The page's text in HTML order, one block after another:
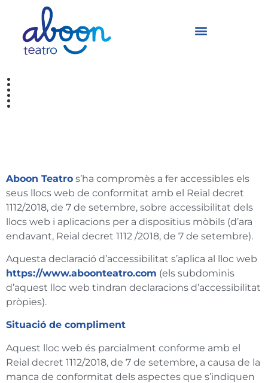
Aboon Teatro s’ha compromès a fer accessibles els
seus llocs web de conformitat amb el Reial decret
1112/2018, de 7 de setembre, sobre accessibilitat dels
llocs web i aplicacions per a dispositius mòbils (d’ara
endavant, Reial decret 1112 /2018, de 7 de setembre).
Aquesta declaració d’accessibilitat s’aplica al lloc web
https://www.aboonteatro.com (els subdominis
d’aquest lloc web tindran declaracions d’accessibilitat
pròpies).
Situació de compliment
Aquest lloc web és parcialment conforme amb el
Reial decret 1112/2018, de 7 de setembre, a causa de la
manca de conformitat dels aspectes que s’indiquen